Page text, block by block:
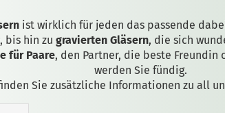
ist wirklich für jeden das passende
bis hin zu gravierten Gläsern, die sich
für Paare, den Partner, die beste Freundin
werden Sie fündig.
Sie zusätzliche Informationen zu all